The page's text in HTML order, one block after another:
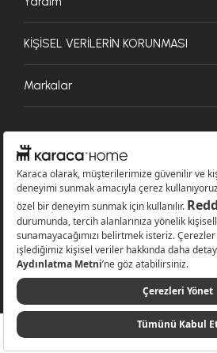
KİŞİSEL VERİLERİN KORUNMASI
Markalar
© 2026 Karaca Home Collection Tekstil Sanayi
saklıdır.